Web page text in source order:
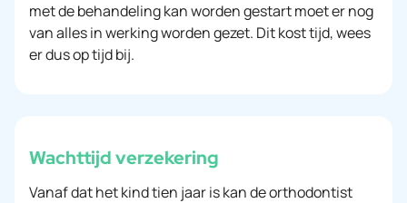
met de behandeling kan worden gestart moet er nog
van alles in werking worden gezet. Dit kost tijd, wees
er dus op tijd bij.
Wachttijd verzekering
Vanaf dat het kind tien jaar is kan de orthodontist